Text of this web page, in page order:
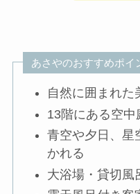
あさやのおすすめポイ
自然に囲まれた
13階にある空中
青空や夕日、星
かれる
大浴場・貸切風